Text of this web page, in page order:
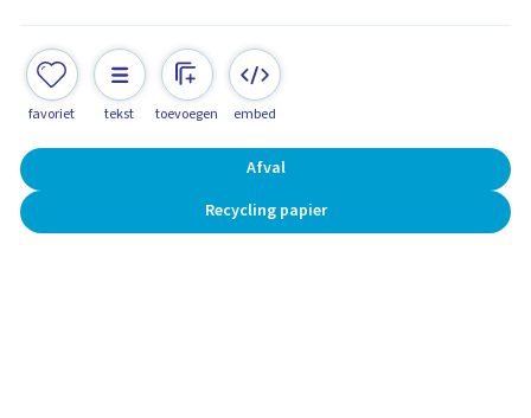
favoriet tekst toevoegen embed
Afval
Recycling papier